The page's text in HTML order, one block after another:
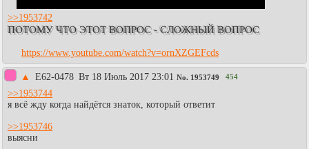
>>1953742
ПОТОМУ ЧТО ЭТОТ ВОПРОС - СЛОЖНЫЙ ВОПРОС
https://www.youtube.com/watch?v=ornXZGEFcds
▲ E62-0478 Вт 18 Июль 2017 23:01 No. 1953749 454
>>1953744
я всё жду когда найдётся знаток, который ответит
>>1953746
выясни